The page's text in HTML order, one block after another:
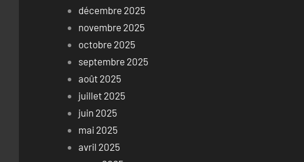
décembre 2025
novembre 2025
octobre 2025
septembre 2025
août 2025
juillet 2025
juin 2025
mai 2025
avril 2025